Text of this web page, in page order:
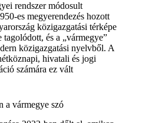
rendszer módosult
es megyerendezés hozott
közigazgatási térképe
és a „vármegye”
közigazgatási nyelvből. A
hivatali és jogi
számára ez vált
a vármegye szó